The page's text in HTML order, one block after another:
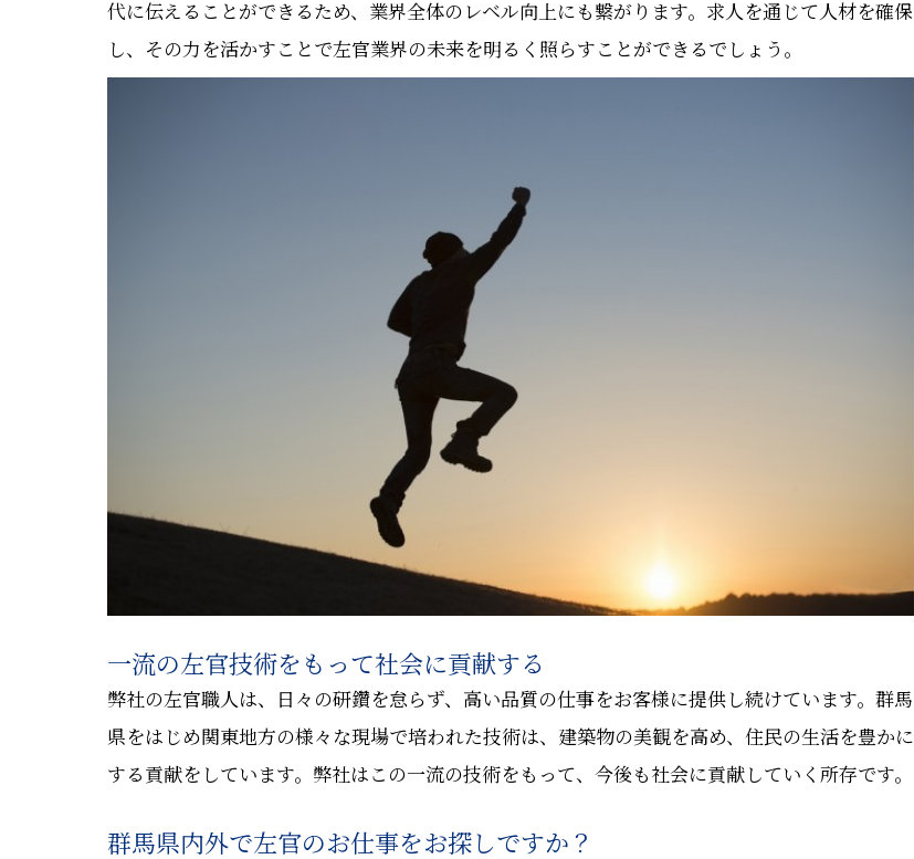
代に伝えることができるため、業界全体のレベル向上にも繋がります。求人を通じて人材を確保
し、その力を活かすことで左官業界の未来を明るく照らすことができるでしょう。
一流の左官技術をもって社会に貢献する
弊社の左官職人は、日々の研鑽を怠らず、高い品質の仕事をお客様に提供し続けています。群馬
県をはじめ関東地方の様々な現場で培われた技術は、建築物の美観を高め、住民の生活を豊かに
する貢献をしています。弊社はこの一流の技術をもって、今後も社会に貢献していく所存です。
群馬県内外で左官のお仕事をお探しですか？